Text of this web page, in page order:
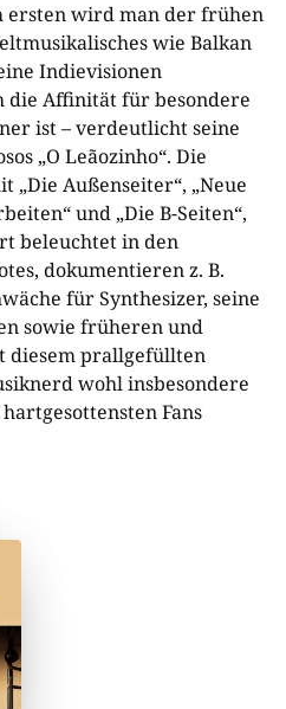
ersten wird man der frühen
wie Balkan
Indievisionen
die Affinität für besondere
ist – verdeutlicht seine
„O Leãozinho“. Die
Außenseiter“, „Neue
und „Die B-Seiten“,
beleuchtet in den
dokumentieren z. B.
für Synthesizer, seine
sowie früheren und
diesem prallgefüllten
wohl insbesondere
Fans